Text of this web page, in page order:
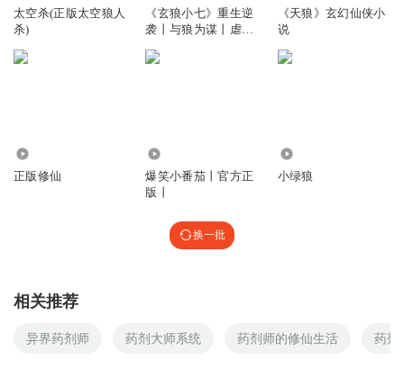
太空杀(正版太空狼人
杀)
《玄狼小七》重生逆
袭丨与狼为谋丨虐渣
《天狼》玄幻仙侠小
说
正版修仙
爆笑小番茄丨官方正
版丨
小绿狼
换一批
相关推荐
异界药剂师 药剂大师系统 药剂师的修仙生活 药剂